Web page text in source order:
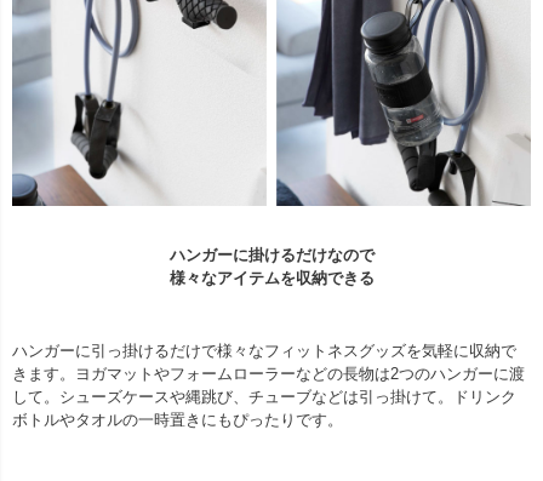
ハンガーに掛けるだけなので
様々なアイテムを収納できる
ハンガーに引っ掛けるだけで様々なフィットネスグッズを気軽に収納で
きます。ヨガマットやフォームローラーなどの長物は2つのハンガーに渡
して。シューズケースや縄跳び、チューブなどは引っ掛けて。ドリンク
ボトルやタオルの一時置きにもぴったりです。